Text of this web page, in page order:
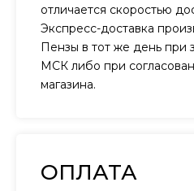
отличается скоростью
Экспресс-доставка
Пензы в тот же день при
МСК либо при
магазина.
ОПЛАТА